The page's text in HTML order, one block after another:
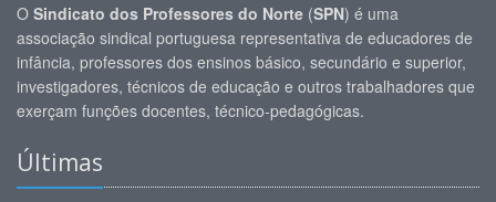
O Sindicato dos Professores do Norte (SPN) é uma
associação sindical portuguesa representativa de educadores de
infância, professores dos ensinos básico, secundário e superior,
investigadores, técnicos de educação e outros trabalhadores que
exerçam funções docentes, técnico-pedagógicas.
Últimas